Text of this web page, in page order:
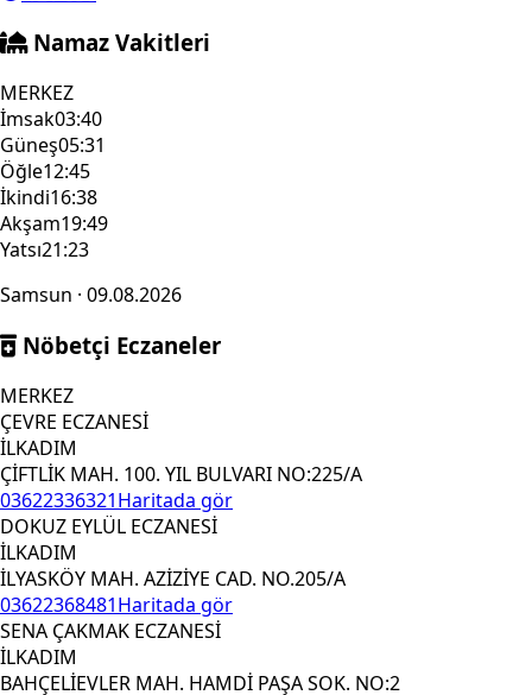
Namaz Vakitleri
MERKEZ
İmsak03:40
Güneş05:31
Öğle12:45
İkindi16:38
Akşam19:49
Yatsı21:23
Samsun · 09.08.2026
Nöbetçi Eczaneler
MERKEZ
ÇEVRE ECZANESİ
İLKADIM
ÇİFTLİK MAH. 100. YIL BULVARI NO:225/A
03622336321Haritada gör
DOKUZ EYLÜL ECZANESİ
İLKADIM
İLYASKÖY MAH. AZİZİYE CAD. NO.205/A
03622368481Haritada gör
SENA ÇAKMAK ECZANESİ
İLKADIM
BAHÇELİEVLER MAH. HAMDİ PAŞA SOK. NO:2